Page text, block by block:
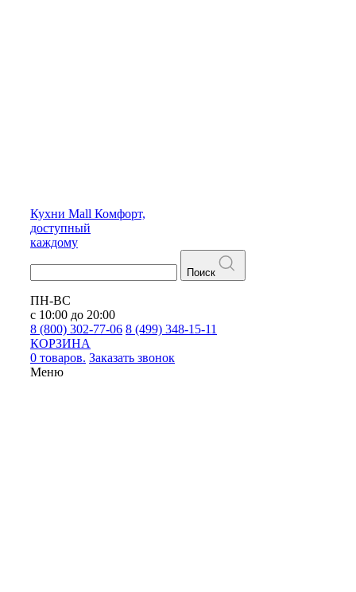
Кухни Mall Комфорт,
доступный
каждому
Поиск
ПН-ВС
с 10:00 до 20:00
8 (800) 302-77-06 8 (499) 348-15-11
КОРЗИНА
0 товаров. Заказать звонок
Меню